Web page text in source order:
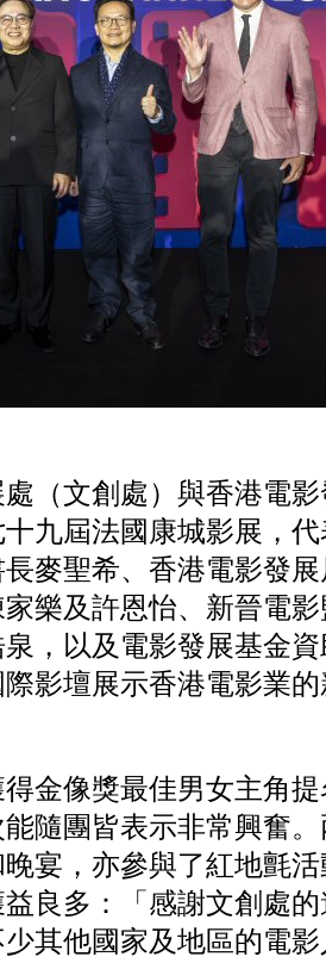
（文創處）與香港電
九屆法國康城影展，
麥聖希、香港電影發
樂及許恩怡、新晉電
，以及電影發展基金
影壇展示香港電影業
金像獎最佳男女主角
隨團皆表示非常興奮
宴，亦參與了紅地氈
良多：「感謝文創處
其他國家及地區的電